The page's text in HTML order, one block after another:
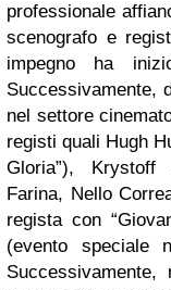
professionale
scenografo e
impegno ha
Successivamente,
nel settore
registi quali Hugh
Gloria”),
Farina, Nello
regista con
(evento speciale